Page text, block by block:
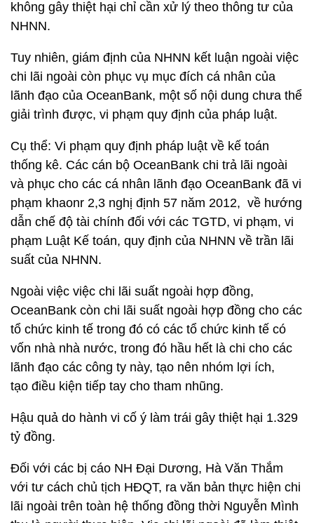
không gây thiệt hại chỉ cần xử lý theo thông tư của
NHNN.
Tuy nhiên, giám định của NHNN kết luận ngoài việc
chi lãi ngoài còn phục vụ mục đích cá nhân của
lãnh đạo của OceanBank, một số nội dung chưa thể
giải trình được, vi phạm quy định của pháp luật.
Cụ thể: Vi phạm quy định pháp luật về kế toán
thống kê. Các cán bộ OceanBank chi trả lãi ngoài
và phục cho các cá nhân lãnh đạo OceanBank đã vi
phạm khaonr 2,3 nghị định 57 năm 2012, về hướng
dẫn chế độ tài chính đối với các TGTD, vi phạm, vi
phạm Luật Kế toán, quy định của NHNN về trần lãi
suất của NHNN.
Ngoài việc việc chi lãi suất ngoài hợp đồng,
OceanBank còn chi lãi suất ngoài hợp đồng cho các
tổ chức kinh tế trong đó có các tổ chức kinh tế có
vốn nhà nhà nước, trong đó hầu hết là chi cho các
lãnh đạo các công ty này, tạo nên nhóm lợi ích,
tạo điều kiện tiếp tay cho tham nhũng.
Hậu quả do hành vi cố ý làm trái gây thiệt hại 1.329
tỷ đồng.
Đối với các bị cáo NH Đại Dương, Hà Văn Thắm
với tư cách chủ tịch HĐQT, ra văn bản thực hiện chi
lãi ngoài trên toàn hệ thống đồng thời Nguyễn Mình